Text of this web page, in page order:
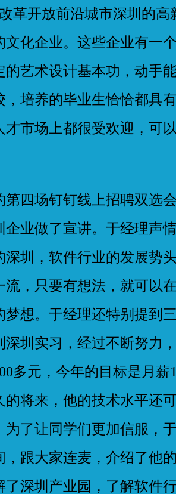
革开放前沿城市深圳的高
化企业。这些企业有一
艺术设计基本功，动手
培养的毕业生恰恰都具
市场上都很受欢迎，可
四场钉钉线上招聘双选会
业做了宣讲。于经理声
圳，软件行业的发展势头
，只要有想法，就可以
想。于经理还特别提到
圳实习，经过不断努力
多元，今年的目标是月薪
将来，他的技术水平还
了让同学们更加信服，
跟大家连麦，介绍了他
深圳产业园，了解软件行